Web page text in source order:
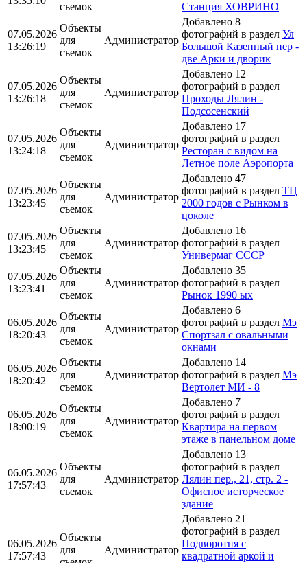
съемок
Станция ХОВРИНО
07.05.2026
13:26:19
Объекты
для
съемок
Администратор
Добавлено 8
фотографий в раздел Ул
Большой Казенный пер -
две Арки и дворик
07.05.2026
13:26:18
Объекты
для
съемок
Администратор
Добавлено 12
фотографий в раздел
Проходы Лялин -
Подсосенский
07.05.2026
13:24:18
Объекты
для
съемок
Администратор
Добавлено 17
фотографий в раздел
Ресторан с видом на
Летное поле Аэропорта
07.05.2026
13:23:45
Объекты
для
съемок
Администратор
Добавлено 47
фотографий в раздел ТЦ
2000 годов с Рынком в
цоколе
07.05.2026
13:23:45
Объекты
для
съемок
Администратор
Добавлено 16
фотографий в раздел
Универмаг СССР
07.05.2026
13:23:41
Объекты
для
съемок
Администратор
Добавлено 35
фотографий в раздел
Рынок 1990 ых
06.05.2026
18:20:43
Объекты
для
съемок
Администратор
Добавлено 6
фотографий в раздел Мэ
Спортзал с овальными
окнами
06.05.2026
18:20:42
Объекты
для
съемок
Администратор
Добавлено 14
фотографий в раздел Мэ
Вертолет МИ - 8
06.05.2026
18:00:19
Объекты
для
съемок
Администратор
Добавлено 7
фотографий в раздел
Квартира на первом
этаже в панельном доме
06.05.2026
17:57:43
Объекты
для
съемок
Администратор
Добавлено 13
фотографий в раздел
Лялин пер., 21, стр. 2 -
Офисное исторческое
здание
06.05.2026
17:57:43
Объекты
для
Администратор
Добавлено 21
фотографий в раздел
Подворотня с
квадратной аркой и